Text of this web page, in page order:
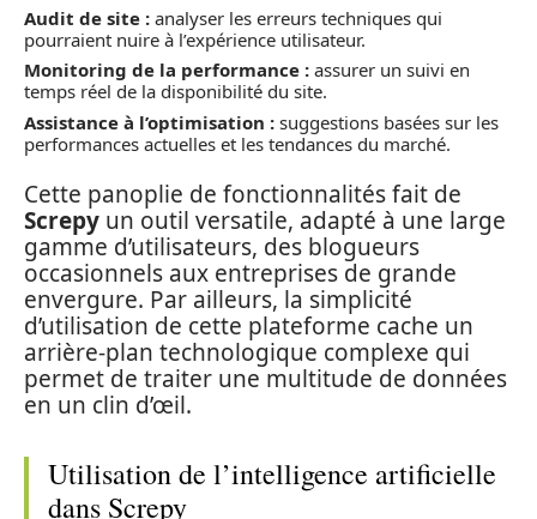
Audit de site : analyser les erreurs techniques qui
pourraient nuire à l’expérience utilisateur.
Monitoring de la performance : assurer un suivi en
temps réel de la disponibilité du site.
Assistance à l’optimisation : suggestions basées sur les
performances actuelles et les tendances du marché.
Cette panoplie de fonctionnalités fait de
Screpy un outil versatile, adapté à une large
gamme d’utilisateurs, des blogueurs
occasionnels aux entreprises de grande
envergure. Par ailleurs, la simplicité
d’utilisation de cette plateforme cache un
arrière-plan technologique complexe qui
permet de traiter une multitude de données
en un clin d’œil.
Utilisation de l’intelligence artificielle
dans Screpy